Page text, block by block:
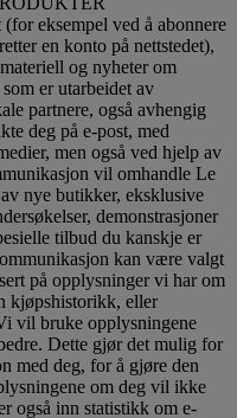
eksempel ved å abonnere
en konto på nettstedet),
og nyheter om
er utarbeidet av
partnere, også avhengig
deg på e-post, med
men også ved hjelp av
vil omhandle Le
nye butikker, eksklusive
demonstrasjoner
tilbud du kanskje er
kan være valgt
på opplysninger vi har om
kjøpshistorikk, eller
vil bruke opplysningene
Dette gjør det mulig for
med deg, for å gjøre den
om deg vil ikke
også inn statistikk om e-